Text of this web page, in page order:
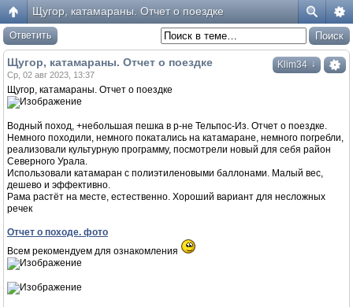
Щугор, катамараны. Отчет о поездке
Ответить
Klim34 ↓
Щугор, катамараны. Отчет о поездке
Ср, 02 авг 2023, 13:37
Щугор, катамараны. Отчет о поездке
Водный поход, +небольшая пешка в р-не Тельпос-Из. Отчет о поездке.
Немного походили, немного покатались на катамаране, немного погребли,
реализовали культурную программу, посмотрели новый для себя район
Северного Урала.
Использовали катамаран с полиэтиленовыми баллонами. Малый вес,
дешево и эффективно.
Рама растёт на месте, естественно. Хороший вариант для несложных
речек
Отчет о походе. фото
Всем рекомендуем для ознакомления